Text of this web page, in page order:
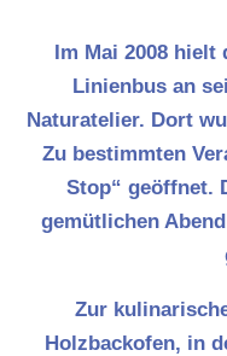
Im Mai 2008 hielt
Linienbus an
Naturatelier. Dort
Zu bestimmten
Stop“ geöffnet.
gemütlichen
Zur
Holzbackofen, in